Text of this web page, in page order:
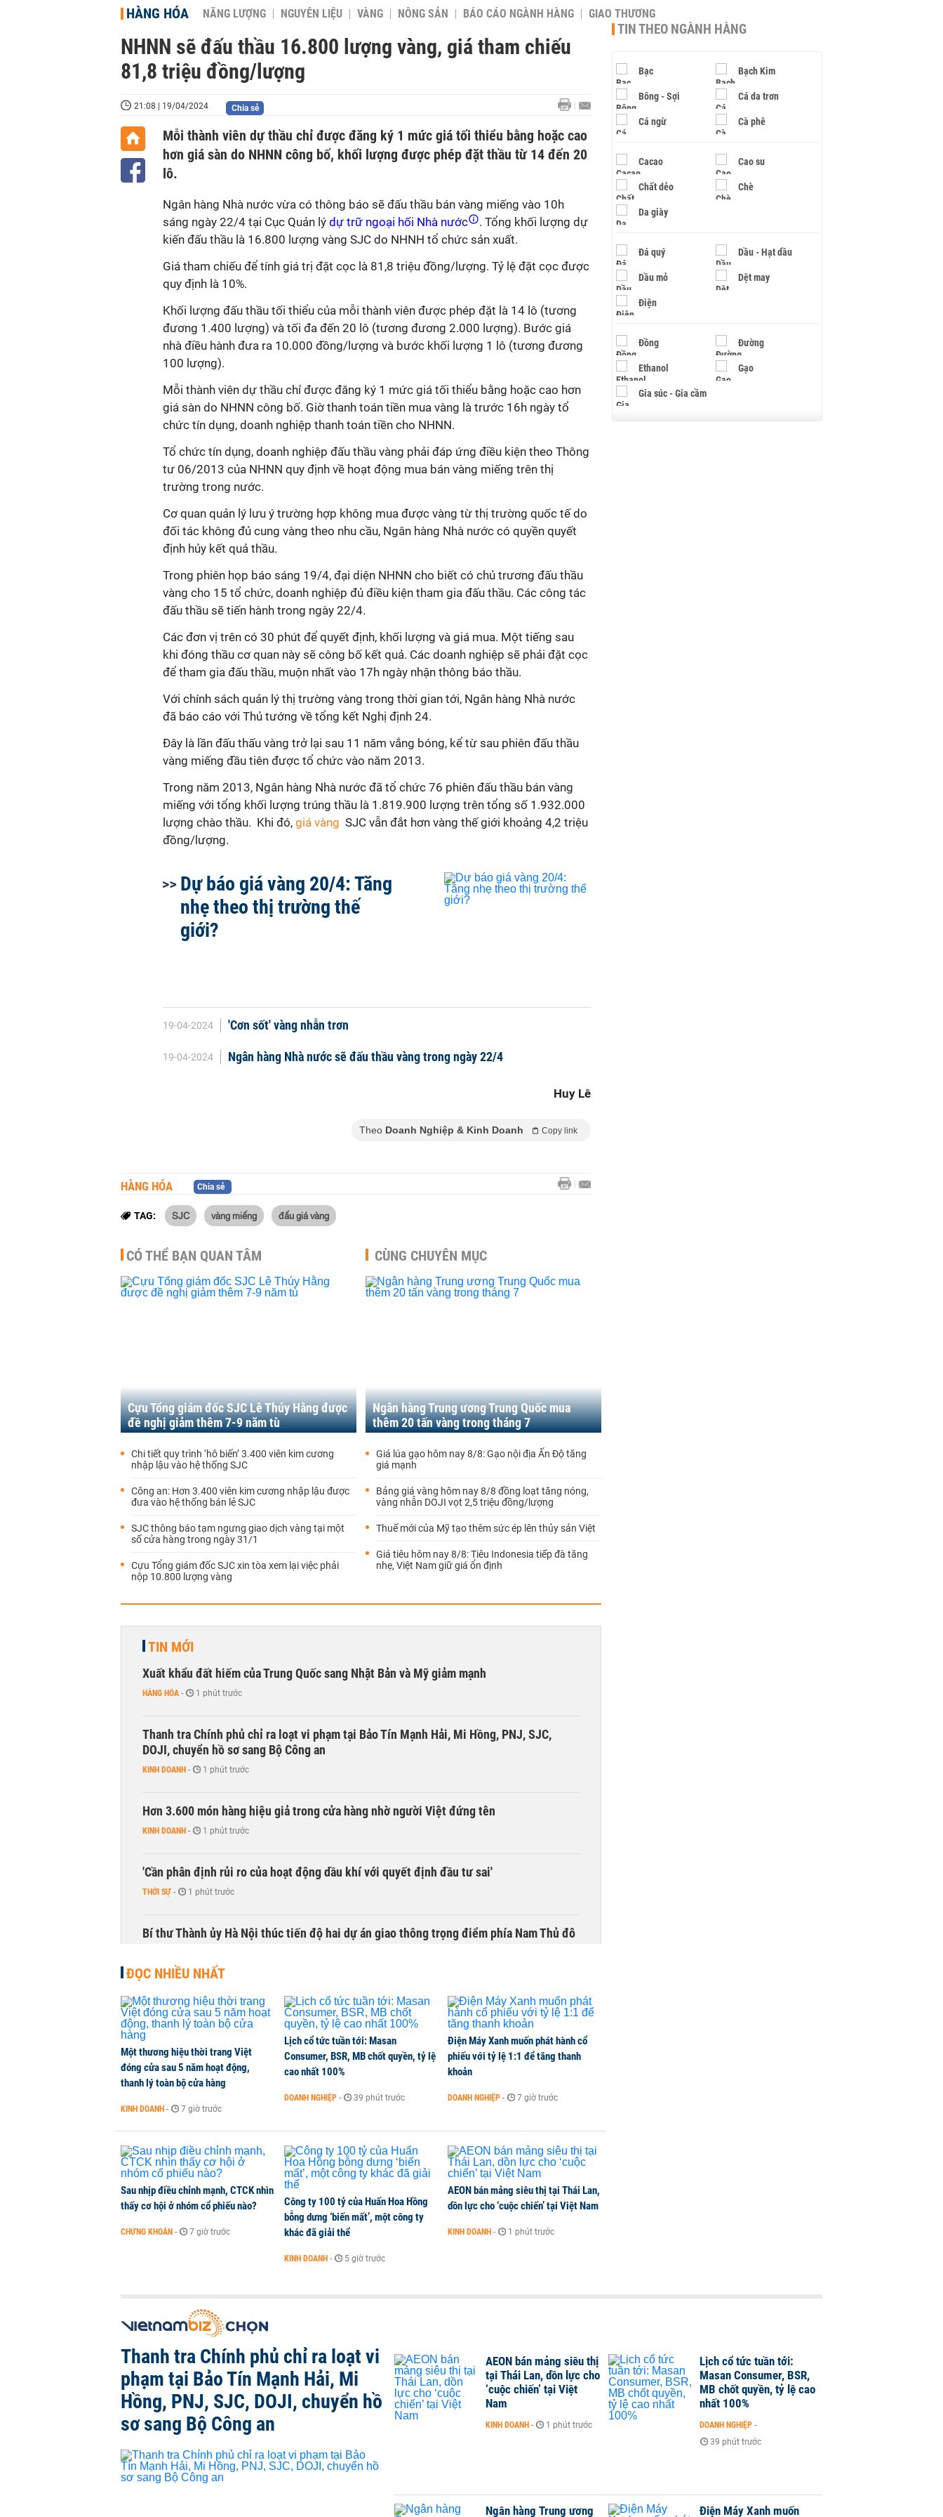
HÀNG HÓA NĂNG LƯỢNG NGUYÊN LIỆU VÀNG NÔNG SẢN BÁO CÁO NGÀNH HÀNG GIAO THƯƠNG
NHNN sẽ đấu thầu 16.800 lượng vàng, giá tham chiếu
81,8 triệu đồng/lượng
21:08 | 19/04/2024 Chia sẻ
Mỗi thành viên dự thầu chỉ được đăng ký 1 mức giá tối thiểu bằng hoặc cao
hơn giá sàn do NHNN công bố, khối lượng được phép đặt thầu từ 14 đến 20
lô.
Ngân hàng Nhà nước vừa có thông báo sẽ đấu thầu bán vàng miếng vào 10h
sáng ngày 22/4 tại Cục Quản lý dự trữ ngoại hối Nhà nước
. Tổng khối lượng dự
kiến đấu thầu là 16.800 lượng vàng SJC do NHNH tổ chức sản xuất.
Giá tham chiếu để tính giá trị đặt cọc là 81,8 triệu đồng/lượng. Tỷ lệ đặt cọc được
quy định là 10%.
Khối lượng đấu thầu tối thiểu của mỗi thành viên được phép đặt là 14 lô (tương
đương 1.400 lượng) và tối đa đến 20 lô (tương đương 2.000 lượng). Bước giá
nhà điều hành đưa ra 10.000 đồng/lượng và bước khối lượng 1 lô (tương đương
100 lượng).
Mỗi thành viên dự thầu chỉ được đăng ký 1 mức giá tối thiểu bằng hoặc cao hơn
giá sàn do NHNN công bố. Giờ thanh toán tiền mua vàng là trước 16h ngày tổ
chức tín dụng, doanh nghiệp thanh toán tiền cho NHNN.
Tổ chức tín dụng, doanh nghiệp đấu thầu vàng phải đáp ứng điều kiện theo Thông
tư 06/2013 của NHNN quy định về hoạt động mua bán vàng miếng trên thị
trường trong nước.
Cơ quan quản lý lưu ý trường hợp không mua được vàng từ thị trường quốc tế do
đối tác không đủ cung vàng theo nhu cầu, Ngân hàng Nhà nước có quyền quyết
định hủy kết quả thầu.
Trong phiên họp báo sáng 19/4, đại diện NHNN cho biết có chủ trương đấu thầu
vàng cho 15 tổ chức, doanh nghiệp đủ điều kiện tham gia đấu thầu. Các công tác
đấu thầu sẽ tiến hành trong ngày 22/4.
Các đơn vị trên có 30 phút để quyết định, khối lượng và giá mua. Một tiếng sau
khi đóng thầu cơ quan này sẽ công bố kết quả. Các doanh nghiệp sẽ phải đặt cọc
để tham gia đấu thầu, muộn nhất vào 17h ngày nhận thông báo thầu.
Với chính sách quản lý thị trường vàng trong thời gian tới, Ngân hàng Nhà nước
đã báo cáo với Thủ tướng về tổng kết Nghị định 24.
Đây là lần đấu thấu vàng trở lại sau 11 năm vắng bóng, kể từ sau phiên đấu thầu
vàng miếng đầu tiên được tổ chức vào năm 2013.
Trong năm 2013, Ngân hàng Nhà nước đã tổ chức 76 phiên đấu thầu bán vàng
miếng với tổng khối lượng trúng thầu là 1.819.900 lượng trên tổng số 1.932.000
lượng chào thầu. Khi đó, giá vàng SJC vẫn đắt hơn vàng thế giới khoảng 4,2 triệu
đồng/lượng.
Dự báo giá vàng 20/4: Tăng
nhẹ theo thị trường thế
giới?
19-04-2024 'Cơn sốt' vàng nhẫn trơn
19-04-2024 Ngân hàng Nhà nước sẽ đấu thầu vàng trong ngày 22/4
Huy Lê
Theo Doanh Nghiệp & Kinh Doanh Copy link
HÀNG HÓA Chia sẻ
TAG: SJC vàng miếng đấu giá vàng
CÓ THỂ BẠN QUAN TÂM
Cựu Tổng giám đốc SJC Lê Thúy Hằng được
đề nghị giảm thêm 7-9 năm tù
Chi tiết quy trình ‘hô biến’ 3.400 viên kim cương
nhập lậu vào hệ thống SJC
Công an: Hơn 3.400 viên kim cương nhập lậu được
đưa vào hệ thống bán lẻ SJC
SJC thông báo tạm ngưng giao dịch vàng tại một
số cửa hàng trong ngày 31/1
Cựu Tổng giám đốc SJC xin tòa xem lại việc phải
nộp 10.800 lượng vàng
CÙNG CHUYÊN MỤC
Ngân hàng Trung ương Trung Quốc mua
thêm 20 tấn vàng trong tháng 7
Giá lúa gạo hôm nay 8/8: Gạo nội địa Ấn Độ tăng
giá mạnh
Bảng giá vàng hôm nay 8/8 đồng loạt tăng nóng,
vàng nhẫn DOJI vọt 2,5 triệu đồng/lượng
Thuế mới của Mỹ tạo thêm sức ép lên thủy sản Việt
Giá tiêu hôm nay 8/8: Tiêu Indonesia tiếp đà tăng
nhẹ, Việt Nam giữ giá ổn định
TIN MỚI
Xuất khẩu đất hiếm của Trung Quốc sang Nhật Bản và Mỹ giảm mạnh
HÀNG HÓA - 1 phút trước
Thanh tra Chính phủ chỉ ra loạt vi phạm tại Bảo Tín Mạnh Hải, Mi Hồng, PNJ, SJC,
DOJI, chuyển hồ sơ sang Bộ Công an
KINH DOANH - 1 phút trước
Hơn 3.600 món hàng hiệu giả trong cửa hàng nhờ người Việt đứng tên
KINH DOANH - 1 phút trước
'Cần phân định rủi ro của hoạt động dầu khí với quyết định đầu tư sai'
THỜI SỰ - 1 phút trước
Bí thư Thành ủy Hà Nội thúc tiến độ hai dự án giao thông trọng điểm phía Nam Thủ đô
CEO Viettel Store: Smartphone AI và thiết bị gập đang định hình xu hướng nâng cấp
của người dùng
CHUYỂN ĐỘNG THỊ TRƯỜNG - 1 phút trước
Chuyên gia quốc tế đánh giá tích cực về tiền đồng của Việt Nam
TÀI CHÍNH 1 phút trước
Ngân hàng Trung ương Trung Quốc mua thêm 20 tấn vàng trong tháng 7
HÀNG HÓA - 1 phút trước
ĐỌC NHIỀU NHẤT
Một thương hiệu thời trang Việt
đóng cửa sau 5 năm hoạt động,
thanh lý toàn bộ cửa hàng
KINH DOANH - 7 giờ trước
Lịch cổ tức tuần tới: Masan
Consumer, BSR, MB chốt quyền, tỷ lệ
cao nhất 100%
DOANH NGHIỆP - 39 phút trước
Điện Máy Xanh muốn phát hành cổ
phiếu với tỷ lệ 1:1 để tăng thanh
khoản
DOANH NGHIỆP - 7 giờ trước
Sau nhịp điều chỉnh mạnh, CTCK nhìn
thấy cơ hội ở nhóm cổ phiếu nào?
CHỨNG KHOÁN - 7 giờ trước
Công ty 100 tỷ của Huấn Hoa Hồng
bỗng dưng ‘biến mất’, một công ty
khác đã giải thể
KINH DOANH - 5 giờ trước
AEON bán mảng siêu thị tại Thái Lan,
dồn lực cho ‘cuộc chiến’ tại Việt Nam
KINH DOANH - 1 phút trước
TIN THEO NGÀNH HÀNG
Bạc Bạch Kim
Bông - Sợi Cá da trơn
Cá ngừ Cà phê
Cacao Cao su
Chất dẻo Chè
Da giày
Đá quý Dầu - Hạt dầu
Dầu mỏ Dệt may
Điện
Đồng Đường
Ethanol Gạo
Gia súc - Gia cầm
Thanh tra Chính phủ chỉ ra loạt vi
phạm tại Bảo Tín Mạnh Hải, Mi
Hồng, PNJ, SJC, DOJI, chuyển hồ
sơ sang Bộ Công an
AEON bán mảng siêu thị
tại Thái Lan, dồn lực cho
‘cuộc chiến’ tại Việt
Nam
KINH DOANH - 1 phút trước
Lịch cổ tức tuần tới:
Masan Consumer, BSR,
MB chốt quyền, tỷ lệ cao
nhất 100%
DOANH NGHIỆP -
39 phút trước
Ngân hàng Trung ương Điện Máy Xanh muốn